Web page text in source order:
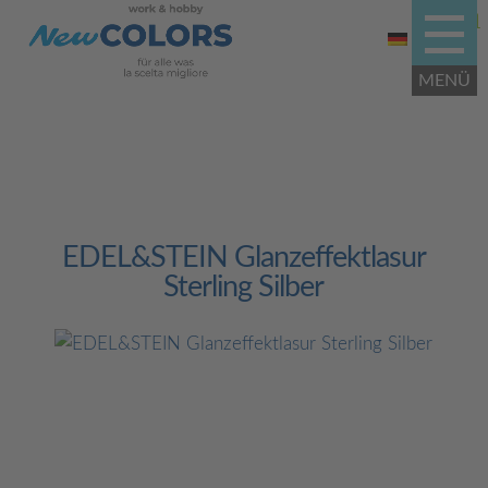
EDEL&STEIN Glanzeffektlasur
Sterling Silber